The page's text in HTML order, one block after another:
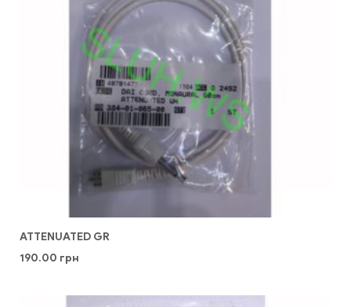
ATTENUATED GR
190.00 грн